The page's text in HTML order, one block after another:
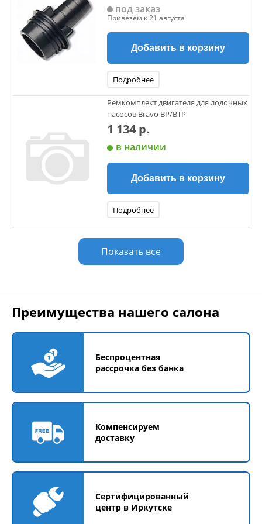
под заказ
Привезем к 21 августа
Добавить в корзину
Подробнее
Ремкомплект двигателя для лодочных
насосов Bravo ВР/ВТР
1 134 р.
в наличии
Добавить в корзину
Подробнее
Показать все
Преимущества нашего салона
Беспроцентная
рассрочка без банка
Компенсируем
доставку
Сертифицированный
центр в Иркутске